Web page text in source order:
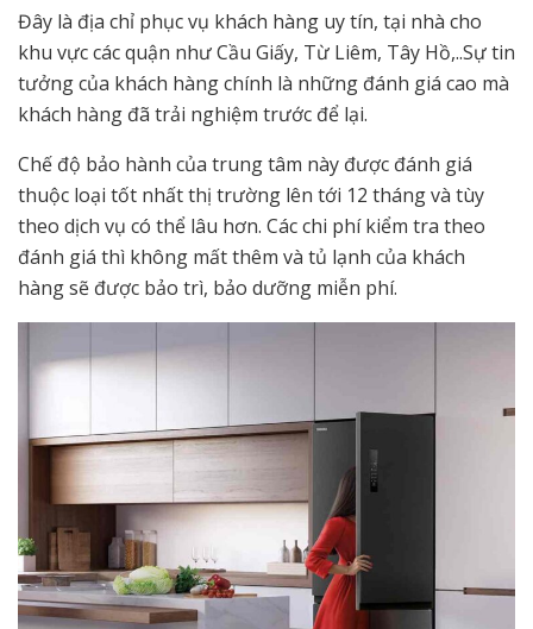
Đây là địa chỉ phục vụ khách hàng uy tín, tại nhà cho
khu vực các quận như Cầu Giấy, Từ Liêm, Tây Hồ,..Sự tin
tưởng của khách hàng chính là những đánh giá cao mà
khách hàng đã trải nghiệm trước để lại.
Chế độ bảo hành của trung tâm này được đánh giá
thuộc loại tốt nhất thị trường lên tới 12 tháng và tùy
theo dịch vụ có thể lâu hơn. Các chi phí kiểm tra theo
đánh giá thì không mất thêm và tủ lạnh của khách
hàng sẽ được bảo trì, bảo dưỡng miễn phí.